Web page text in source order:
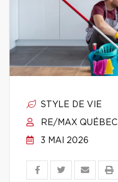
STYLE DE VIE
RE/MAX QUÉBEC
3 MAI 2026